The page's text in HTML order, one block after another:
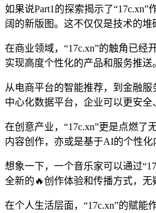
如果说Part1的探索揭示了
阔的新版图。这不仅仅是技术的
在商业领域，“17c.xn”的触角已
实现高度个性化的产品和服务推
从电商平台的智能推荐，到金融
中心化数据平台，企业可以更安
在创意产业，“17c.xn”更是点燃
内容创作，亦或是基于AI的个性化
想象一下，一个音乐家可以通过
全新的🔥创作体验和传播方式，无
在个人生活层面，“17c.xn”的赋